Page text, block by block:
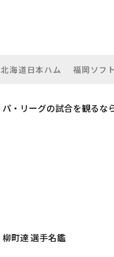
北海道日本ハム 福岡ソフ
パ・リーグの試合を観るな
柳町達 選手名鑑